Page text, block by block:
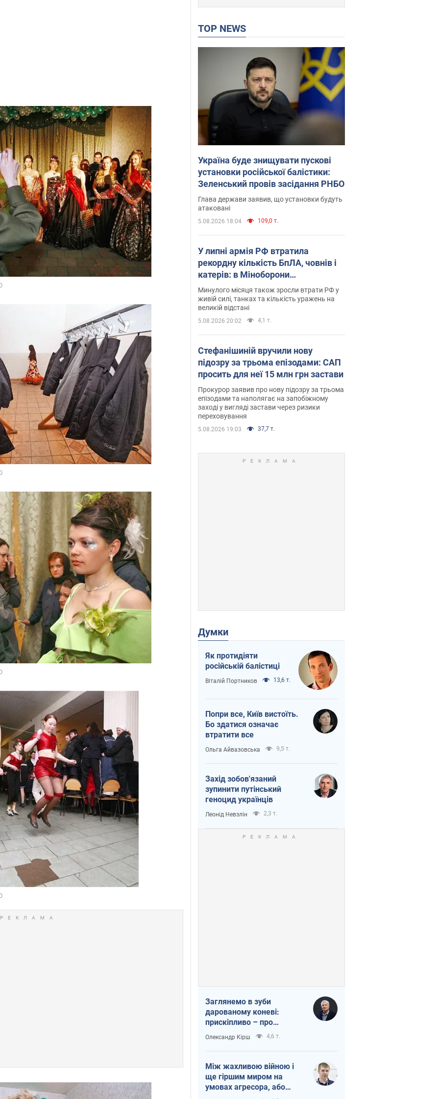
TOP NEWS
Україна буде знищувати пускові
установки російської балістики:
Зеленський провів засідання РНБО
Глава держави заявив, що установки будуть
атаковані
5.08.2026 18:04 109,0 т.
У липні армія РФ втратила
рекордну кількість БпЛА, човнів і
катерів: в Міноборони
оприлюднили статистику
Минулого місяця також зросли втрати РФ у
живій силі, танках та кількість уражень на
великій відстані
5.08.2026 20:02 4,1 т.
Стефанішиній вручили нову
підозру за трьома епізодами: САП
просить для неї 15 млн грн застави
Прокурор заявив про нову підозру за трьома
епізодами та наполягає на запобіжному
заході у вигляді застави через ризики
переховування
5.08.2026 19:03 37,7 т.
Думки
Як протидіяти
російській балістиці
Віталій Портников 13,6 т.
Попри все, Київ вистоїть.
Бо здатися означає
втратити все
Ольга Айвазовська 9,5 т.
Захід зобов'язаний
зупинити путінський
геноцид українців
Леонід Невзлін 2,3 т.
Заглянемо в зуби
дарованому коневі:
прискіпливо – про
допомогу Україні
Олександр Кірш 4,6 т.
Між жахливою війною і
ще гіршим миром на
умовах агресора, або